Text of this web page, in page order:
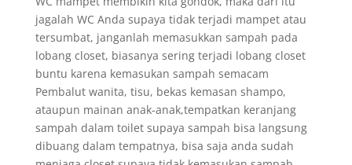
jagalah WC Anda supaya tidak terjadi mampet atau
tersumbat, janganlah memasukkan sampah pada
lobang closet, biasanya sering terjadi lobang closet
buntu karena kemasukan sampah semacam
Pembalut wanita, tisu, bekas kemasan shampo,
ataupun mainan anak-anak,tempatkan keranjang
sampah dalam toilet supaya sampah bisa langsung
dibuang dalam tempatnya, bisa saja anda sudah